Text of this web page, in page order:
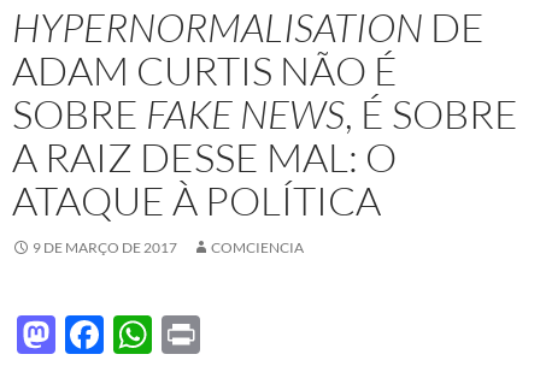
HYPERNORMALISATION DE
ADAM CURTIS NÃO É
SOBRE FAKE NEWS, É SOBRE
A RAIZ DESSE MAL: O
ATAQUE À POLÍTICA
9 DE MARÇO DE 2017 COMCIENCIA
M F
W